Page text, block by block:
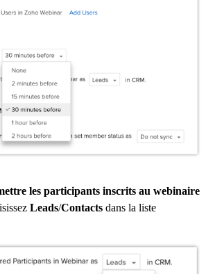
les participants inscrits au webinaire
Leads/Contacts dans la liste